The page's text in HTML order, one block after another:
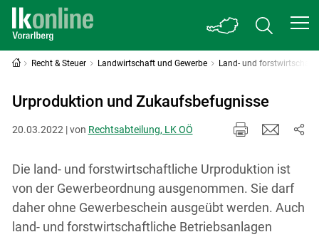
Recht & Steuer Landwirtschaft und Gewerbe Land- und
Urproduktion und Zukaufsbefugnisse
20.03.2022 | von Rechtsabteilung, LK OÖ
Die land- und forstwirtschaftliche Urproduktion ist
von der Gewerbeordnung ausgenommen. Sie darf
daher ohne Gewerbeschein ausgeübt werden. Auch
land- und forstwirtschaftliche Betriebsanlagen